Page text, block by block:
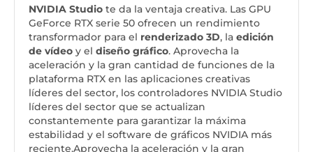
NVIDIA Studio te da la ventaja creativa. Las GPU
GeForce RTX serie 50 ofrecen un rendimiento
transformador para el renderizado 3D, la edición
de vídeo y el diseño gráfico. Aprovecha la
aceleración y la gran cantidad de funciones de la
plataforma RTX en las aplicaciones creativas
líderes del sector, los controladores NVIDIA Studio
líderes del sector que se actualizan
constantemente para garantizar la máxima
estabilidad y el software de gráficos NVIDIA más
reciente.Aprovecha la aceleración y la gran